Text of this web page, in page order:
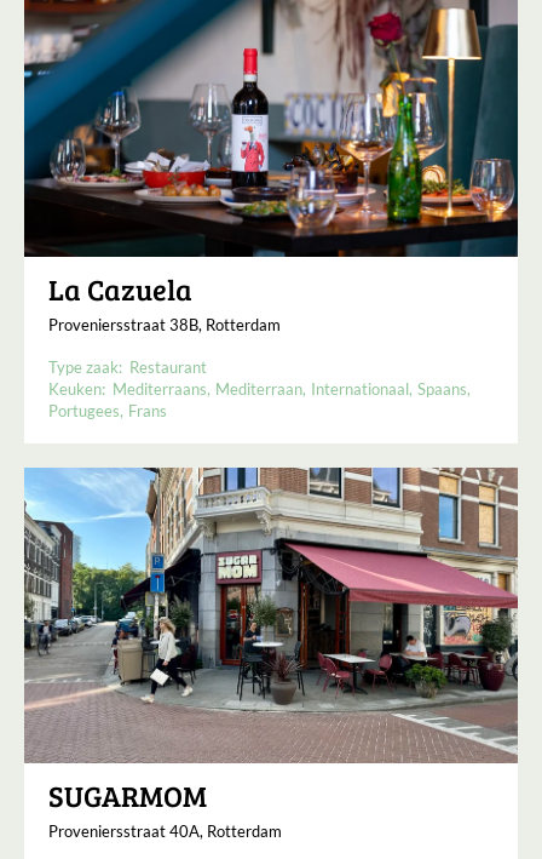
La Cazuela
Proveniersstraat 38B, Rotterdam
Type zaak: Restaurant
Keuken: Mediterraans Mediterraan Internationaal Spaans
Portugees Frans
SUGARMOM
Proveniersstraat 40A, Rotterdam